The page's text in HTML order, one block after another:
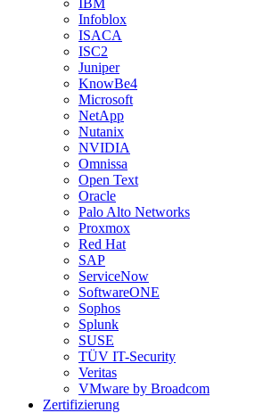
IBM
Infoblox
ISACA
ISC2
Juniper
KnowBe4
Microsoft
NetApp
Nutanix
NVIDIA
Omnissa
Open Text
Oracle
Palo Alto Networks
Proxmox
Red Hat
SAP
ServiceNow
SoftwareONE
Sophos
Splunk
SUSE
TÜV IT-Security
Veritas
VMware by Broadcom
Zertifizierung